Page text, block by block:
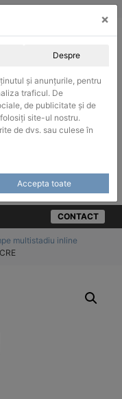
SEAP / SICAP
CONTACT
multistadiu inline
×
Despre
și anunțurile, pentru
traficul. De
de publicitate și de
site-ul nostru.
de dvs. sau culese în
Accepta toate